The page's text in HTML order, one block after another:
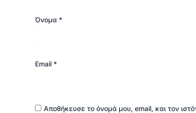
Όνομα *
Email *
Αποθήκευσε το όνομά μου, email, και τον